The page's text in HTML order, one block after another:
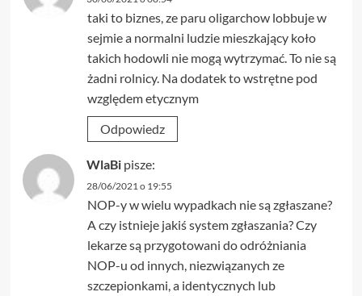
taki to biznes, ze paru oligarchow lobbuje w
sejmie a normalni ludzie mieszkający koło
takich hodowli nie mogą wytrzymać. To nie są
żadni rolnicy. Na dodatek to wstrętne pod
względem etycznym
Odpowiedz
WlaBi pisze:
28/06/2021 o 19:55
NOP-y w wielu wypadkach nie są zgłaszane?
A czy istnieje jakiś system zgłaszania? Czy
lekarze są przygotowani do odróżniania
NOP-u od innych, niezwiązanych ze
szczepionkami, a identycznych lub